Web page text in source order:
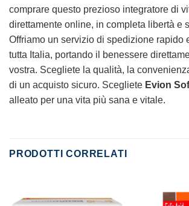
comprare questo prezioso integratore di
direttamente online, in completa libertà e
Offriamo un servizio di spedizione rapido
tutta Italia, portando il benessere
vostra. Scegliete la qualità, la
di un acquisto sicuro. Scegliete Evion
alleato per una vita più sana e vitale.
PRODOTTI CORRELATI